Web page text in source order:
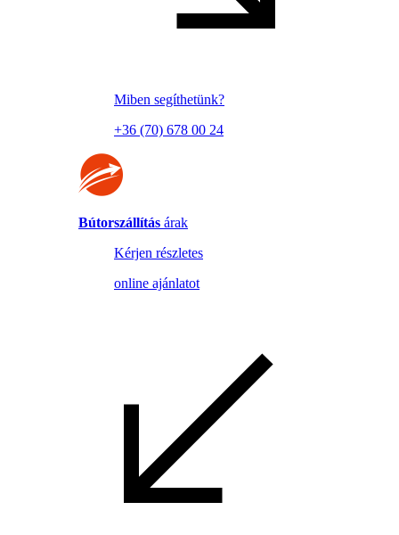
Miben segíthetünk?
+36 (70) 678 00 24
Bútorszállítás árak
Kérjen részletes
online ajánlatot